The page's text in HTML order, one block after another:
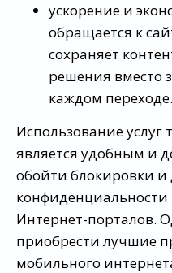
ускорение и
обращается к
сохраняет
решения вместо
каждом переходе.
Использование услуг
является удобным и
обойти блокировки и
Интернет-порталов.
приобрести лучшие
мобильного